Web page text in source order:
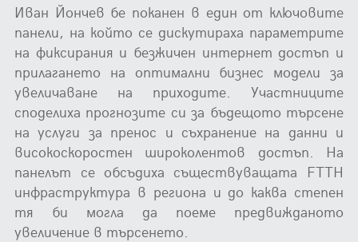
Иван Йончев бе поканен в един от ключовите
панели, на който се дискутираха параметрите
на фиксирания и безжичен интернет достъп и
прилагането на оптимални бизнес модели за
увеличаване на приходите. Участниците
споделиха прогнозите си за бъдещото търсене
на услуги за пренос и съхранение на данни и
високоскоростен широколентов достъп. На
панелът се обсъдиха съществуващата FTTH
инфраструктура в региона и до каква степен
тя би могла да поеме предвижданото
увеличение в търсенето.